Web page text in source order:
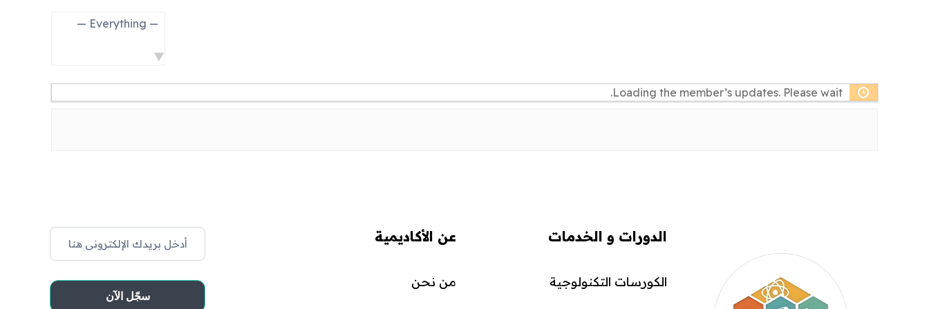
Loading the member’s updates. Please wait.
الدورات و الخدمات
الكورسات التكنولوجية
عن الأكاديمية
من نحن